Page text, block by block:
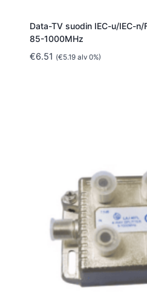
Data-TV suodin IEC-u/IEC-
85-1000MHz
€6.51 (€5.19alv 0%)